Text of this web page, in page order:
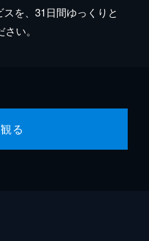
を、31日間ゆっくりと
い。
る